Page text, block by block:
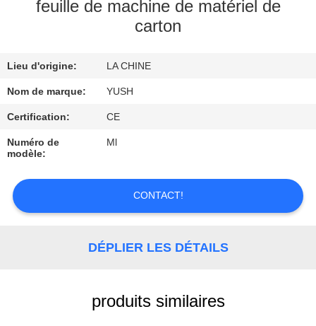
QUALITÉ
CONTACTEZ-
NOUS
DEMANDEZ
UNE
feuille de machine de matériel de
carton
Lieu d'origine: LA CHINE
Nom de marque: YUSH
Certification: CE
Numéro de
modèle:
Ml
CONTACT!
DÉPLIER LES DÉTAILS
produits similaires